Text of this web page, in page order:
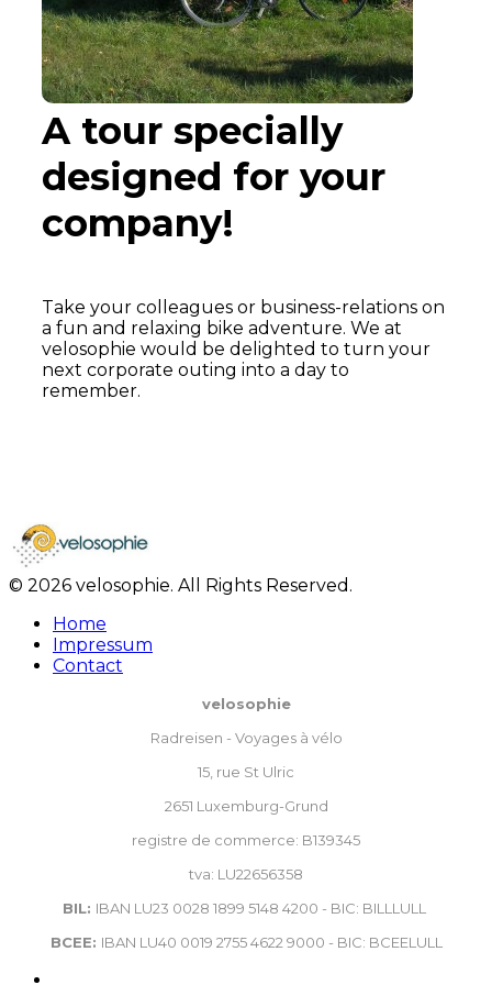
A tour specially
designed for your
company!
Take your colleagues or business-relations on
a fun and relaxing bike adventure. We at
velosophie would be delighted to turn your
next corporate outing into a day to
remember.
© 2026 velosophie. All Rights Reserved.
Home
Impressum
Contact
velosophie
Radreisen - Voyages à vélo
15, rue St Ulric
2651 Luxemburg-Grund
registre de commerce: B139345
tva: LU22656358
BIL: IBAN LU23 0028 1899 5148 4200 - BIC: BILLLULL
BCEE: IBAN LU40 0019 2755 4622 9000 - BIC: BCEELULL